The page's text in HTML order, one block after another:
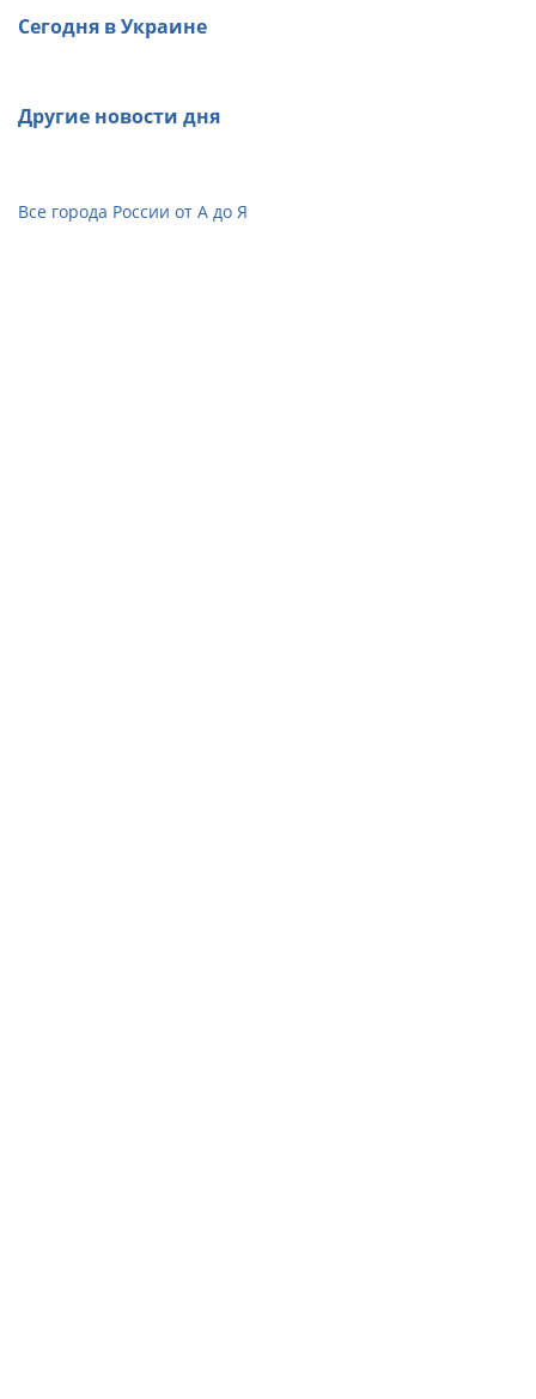
Сегодня в Украине
Другие новости дня
Все города России от А до Я